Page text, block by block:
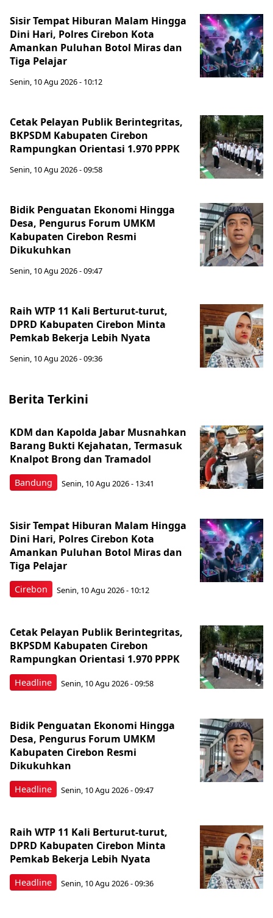
Sisir Tempat Hiburan Malam Hingga
Dini Hari, Polres Cirebon Kota
Amankan Puluhan Botol Miras dan
Tiga Pelajar
Senin, 10 Agu 2026 - 10:12
Cetak Pelayan Publik Berintegritas,
BKPSDM Kabupaten Cirebon
Rampungkan Orientasi 1.970 PPPK
Senin, 10 Agu 2026 - 09:58
Bidik Penguatan Ekonomi Hingga
Desa, Pengurus Forum UMKM
Kabupaten Cirebon Resmi
Dikukuhkan
Senin, 10 Agu 2026 - 09:47
Raih WTP 11 Kali Berturut-turut,
DPRD Kabupaten Cirebon Minta
Pemkab Bekerja Lebih Nyata
Senin, 10 Agu 2026 - 09:36
Berita Terkini
Bandung
KDM dan Kapolda Jabar Musnahkan
Barang Bukti Kejahatan, Termasuk
Knalpot Brong dan Tramadol
Senin, 10 Agu 2026 - 13:41
Cirebon
Sisir Tempat Hiburan Malam Hingga
Dini Hari, Polres Cirebon Kota
Amankan Puluhan Botol Miras dan
Tiga Pelajar
Senin, 10 Agu 2026 - 10:12
Headline
Cetak Pelayan Publik Berintegritas,
BKPSDM Kabupaten Cirebon
Rampungkan Orientasi 1.970 PPPK
Senin, 10 Agu 2026 - 09:58
Headline
Bidik Penguatan Ekonomi Hingga
Desa, Pengurus Forum UMKM
Kabupaten Cirebon Resmi
Dikukuhkan
Senin, 10 Agu 2026 - 09:47
Headline
Raih WTP 11 Kali Berturut-turut,
DPRD Kabupaten Cirebon Minta
Pemkab Bekerja Lebih Nyata
Senin, 10 Agu 2026 - 09:36